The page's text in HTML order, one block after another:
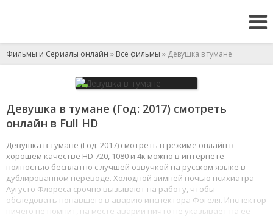
Фильмы и Сериалы онлайн » Все фильмы » Девушка в тумане
Девушка в тумане (Год: 2017) смотреть
онлайн в Full HD
Девушка в тумане (Год: 2017) смотреть в режиме онлайн в
хорошем качестве HD 720, 1080 и 4к можно в интернете
полностью бесплатно с лучшей озвучкой на русском языке в
дублированном переводе. Холодной зимней ночью психиатра
Аугусто Флореса срочно вызывают на работу, чтобы
обследовать попавшего в аварию инспектора Фогеля. Инспектор
ничего не помнит, на месте аварии ничто не указывает на ее